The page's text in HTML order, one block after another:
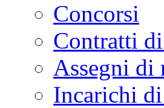
Concorsi
Contratti
Assegni di
Incarichi